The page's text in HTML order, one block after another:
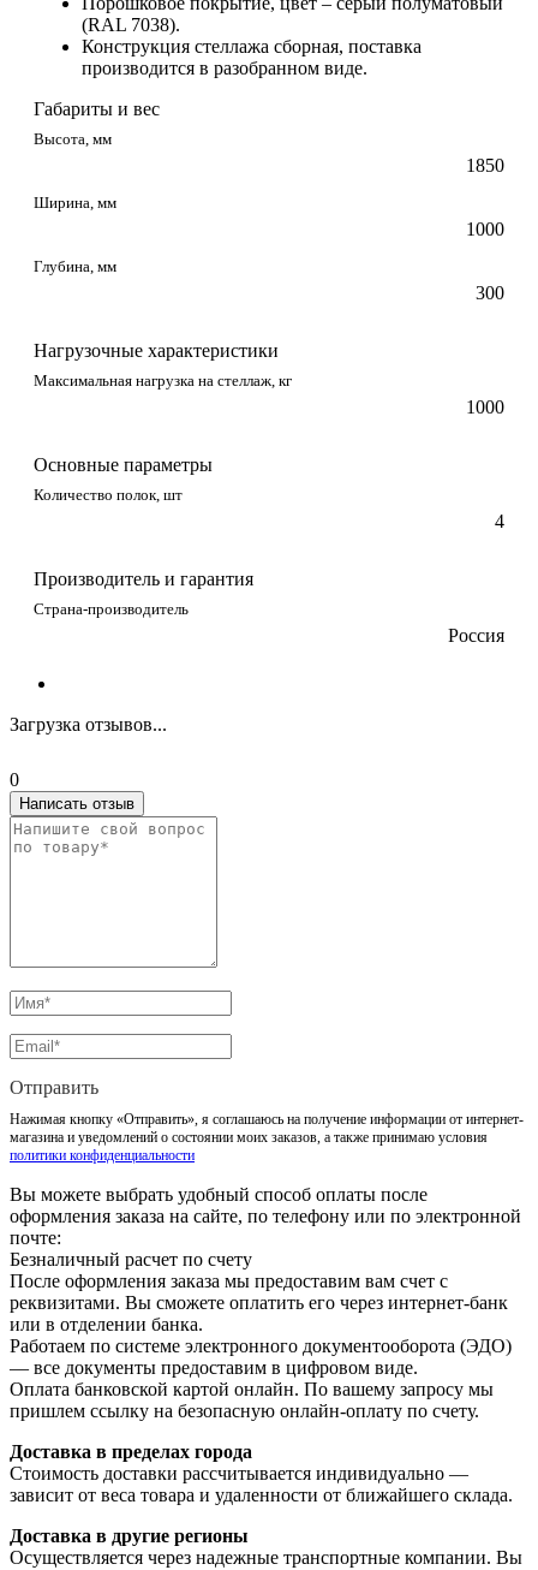
(RAL 7038).
Конструкция стеллажа сборная, поставка
производится в разобранном виде.
Габариты и вес
Высота, мм
1850
Ширина, мм
1000
Глубина, мм
300
Нагрузочные характеристики
Максимальная нагрузка на стеллаж, кг
1000
Основные параметры
Количество полок, шт
4
Производитель и гарантия
Страна-производитель
Россия
Загрузка отзывов...
0
Написать отзыв
Отправить
Нажимая кнопку «Отправить», я соглашаюсь на получение информации от интернет-
магазина и уведомлений о состоянии моих заказов, а также принимаю условия
политики конфиденциальности
Вы можете выбрать удобный способ оплаты после
оформления заказа на сайте, по телефону или по электронной
почте:
Безналичный расчет по счету
После оформления заказа мы предоставим вам счет с
реквизитами. Вы сможете оплатить его через интернет-банк
или в отделении банка.
Работаем по системе электронного документооборота (ЭДО)
— все документы предоставим в цифровом виде.
Оплата банковской картой онлайн. По вашему запросу мы
пришлем ссылку на безопасную онлайн-оплату по счету.
Доставка в пределах города
Стоимость доставки рассчитывается индивидуально —
зависит от веса товара и удаленности от ближайшего склада.
Доставка в другие регионы
Осуществляется через надежные транспортные компании. Вы